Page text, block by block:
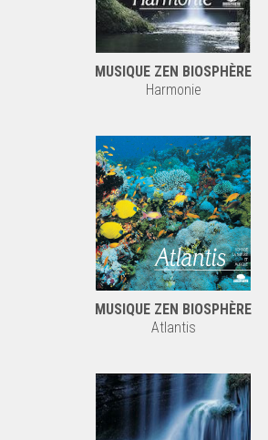
MUSIQUE ZEN BIOSPHÈRE
Harmonie
MUSIQUE ZEN BIOSPHÈRE
Atlantis